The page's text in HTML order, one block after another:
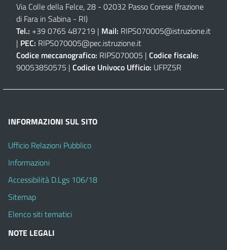
Via Colle della Felce, 28 - 02032 Passo Corese (frazione
di Fara in Sabina - RI)
Tel.: +39 0765 487219 | Mail: RIPS070005@istruzione.it
| PEC: RIPS070005@pec.istruzione.it
Codice meccanografico: RIPS070005 | Codice fiscale:
90053850575 | Codice Univoco Ufficio: UFPZ5R
INFORMAZIONI SUL SITO
Ufficio Relazioni Pubblico
Informazioni
Accessibilità D.Lgs 106/18
Sitemap
Elenco siti tematici
NOTE LEGALI